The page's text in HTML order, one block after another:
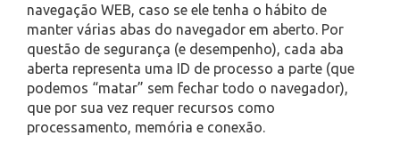
navegação WEB, caso se ele tenha o hábito de
manter várias abas do navegador em aberto. Por
questão de segurança (e desempenho), cada aba
aberta representa uma ID de processo a parte (que
podemos “matar” sem fechar todo o navegador),
que por sua vez requer recursos como
processamento, memória e conexão.